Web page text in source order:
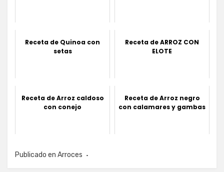
Receta de Quinoa con
setas
Receta de ARROZ CON
ELOTE
Receta de Arroz caldoso
con conejo
Receta de Arroz negro
con calamares y gambas
Publicado en Arroces